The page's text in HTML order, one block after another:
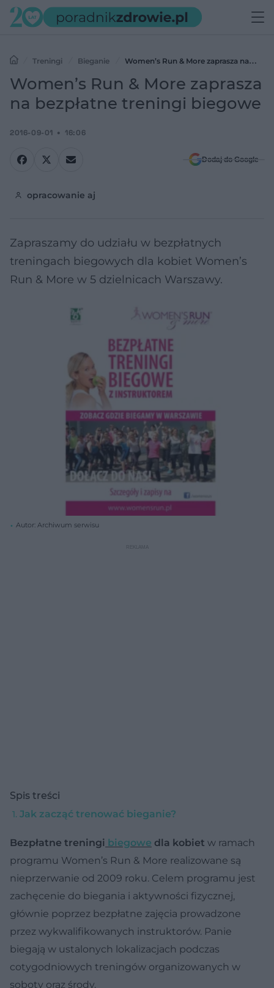
Treningi Bieganie
Women’s Run & More zaprasza na
bezpłatne treningi biegowe
Women’s Run & More zaprasza
na bezpłatne treningi biegowe
2016-09-01 16:06
Dodaj do Google
opracowanie aj
Zapraszamy do udziału w bezpłatnych
treningach biegowych dla kobiet Women’s
Run & More w 5 dzielnicach Warszawy.
Autor: Archiwum serwisu
Spis treści
Jak zacząć trenować bieganie?
Bezpłatne treningi biegowe dla kobiet w ramach
programu Women’s Run & More realizowane są
nieprzerwanie od 2009 roku. Celem programu jest
zachęcenie do biegania i aktywności fizycznej,
głównie poprzez bezpłatne zajęcia prowadzone
przez wykwalifikowanych instruktorów. Panie
biegają w ustalonych lokalizacjach podczas
cotygodniowych treningów organizowanych w
soboty oraz środy.